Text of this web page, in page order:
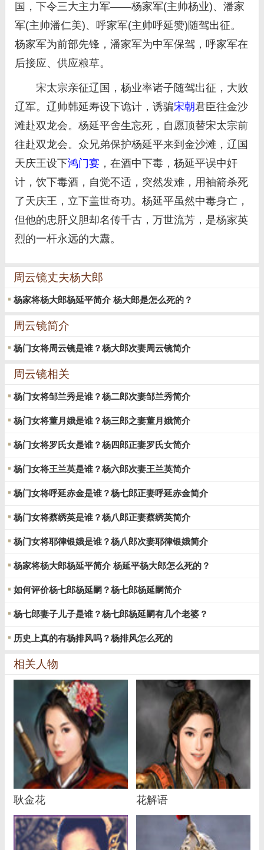
国，下令三大主力军——杨家军(主帅杨业)、潘家
军(主帅潘仁美)、呼家军(主帅呼延赞)随驾出征。
杨家军为前部先锋，潘家军为中军保驾，呼家军在
后接应、供应粮草。
宋太宗亲征辽国，杨业率诸子随驾出征，大败
辽军。辽帅韩延寿设下诡计，诱骗宋朝君臣往金沙
滩赴双龙会。杨延平舍生忘死，自愿顶替宋太宗前
往赴双龙会。众兄弟保护杨延平来到金沙滩，辽国
天庆王设下鸿门宴 ，在酒中下毒，杨延平误中奸
计，饮下毒酒，自觉不适，突然发难，用袖箭杀死
了天庆王，立下盖世奇功。杨延平虽然中毒身亡，
但他的忠肝义胆却名传千古，万世流芳，是杨家英
烈的一杆永远的大纛。
周云镜丈夫杨大郎
杨家将杨大郎杨延平简介 杨大郎是怎么死的？
周云镜简介
杨门女将周云镜是谁？杨大郎次妻周云镜简介
周云镜相关
杨门女将邹兰秀是谁？杨二郎次妻邹兰秀简介
杨门女将董月娥是谁？杨三郎之妻董月娥简介
杨门女将罗氏女是谁？杨四郎正妻罗氏女简介
杨门女将王兰英是谁？杨六郎次妻王兰英简介
杨门女将呼延赤金是谁？杨七郎正妻呼延赤金简介
杨门女将蔡绣英是谁？杨八郎正妻蔡绣英简介
杨门女将耶律银娥是谁？杨八郎次妻耶律银娥简介
杨家将杨大郎杨延平简介 杨延平杨大郎怎么死的？
如何评价杨七郎杨延嗣？杨七郎杨延嗣简介
杨七郎妻子儿子是谁？杨七郎杨延嗣有几个老婆？
历史上真的有杨排风吗？杨排风怎么死的
相关人物
耿金花 花解语